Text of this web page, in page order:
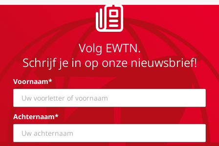
Volg EWTN.
Schrijf je in op onze nieuwsbrief!
Voornaam*
Achternaam*